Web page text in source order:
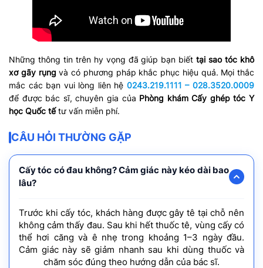
Những thông tin trên hy vọng đã giúp bạn biếttại sao tóc khô
xơ gãy rụng và có phương pháp khắc phục hiệu quả. Mọi thắc
mắc các bạn vui lòng liên hệ 0243.219.1111 – 028.3520.0009
để được bác sĩ, chuyên gia của Phòng khám Cấy ghép tóc Y
học Quốc tếtư vấn miễn phí.
CÂU HỎI THƯỜNG GẶP
Cấy tóc có đau không? Cảm giác này kéo dài bao
lâu?
Trước khi cấy tóc, khách hàng được gây tê tại chỗ nên
không cảm thấy đau. Sau khi hết thuốc tê, vùng cấy có
thể hơi căng và ê nhẹ trong khoảng 1–3 ngày đầu.
Cảm giác này sẽ giảm nhanh sau khi dùng thuốc và
chăm sóc đúng theo hướng dẫn của bác sĩ.